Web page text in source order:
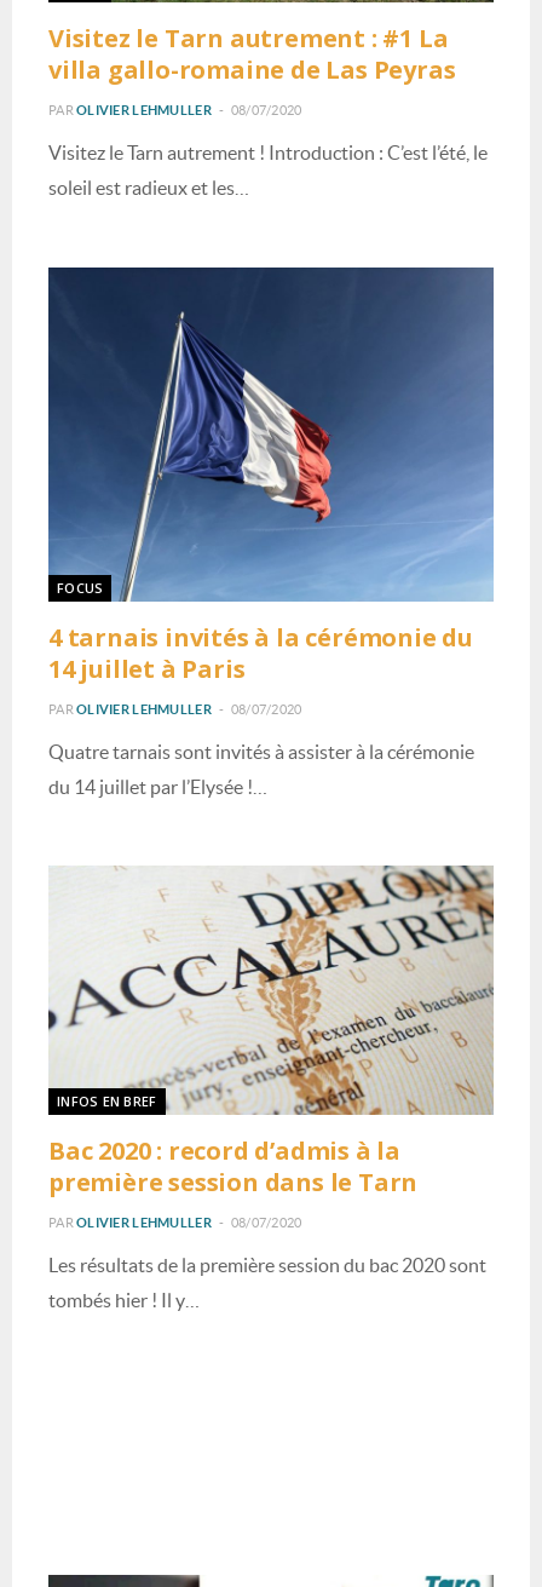
Visitez le Tarn autrement : #1 La
villa gallo-romaine de Las Peyras
PAR OLIVIER LEHMULLER 08/07/2020
Visitez le Tarn autrement ! Introduction : C’est l’été, le
soleil est radieux et les…
FOCUS
4 tarnais invités à la cérémonie du
14 juillet à Paris
PAR OLIVIER LEHMULLER 08/07/2020
Quatre tarnais sont invités à assister à la cérémonie
du 14 juillet par l’Elysée !…
INFOS EN BREF
Bac 2020 : record d’admis à la
première session dans le Tarn
PAR OLIVIER LEHMULLER 08/07/2020
Les résultats de la première session du bac 2020 sont
tombés hier ! Il y…